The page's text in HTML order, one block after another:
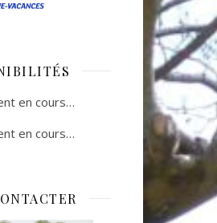
en cours…
en cours…